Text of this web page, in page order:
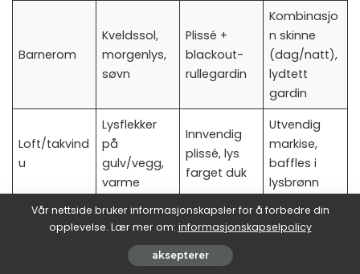
Barnerom
Kveldssol,
morgenlys,
søvn
Plissé +
blackout-
rullegardin
Kombinasjo
n skinne
(dag/natt),
lydtett
gardin
Loft/takvind
u
Lysflekker
på
gulv/vegg,
varme
Innvendig
plissé, lys
farget duk
Utvendig
markise,
baffles i
lysbrønn
Vår nettside bruker informasjonskapsler for å forbedre din
opplevelse. Lær mer om: informasjonskapselpolicy
aksepterer